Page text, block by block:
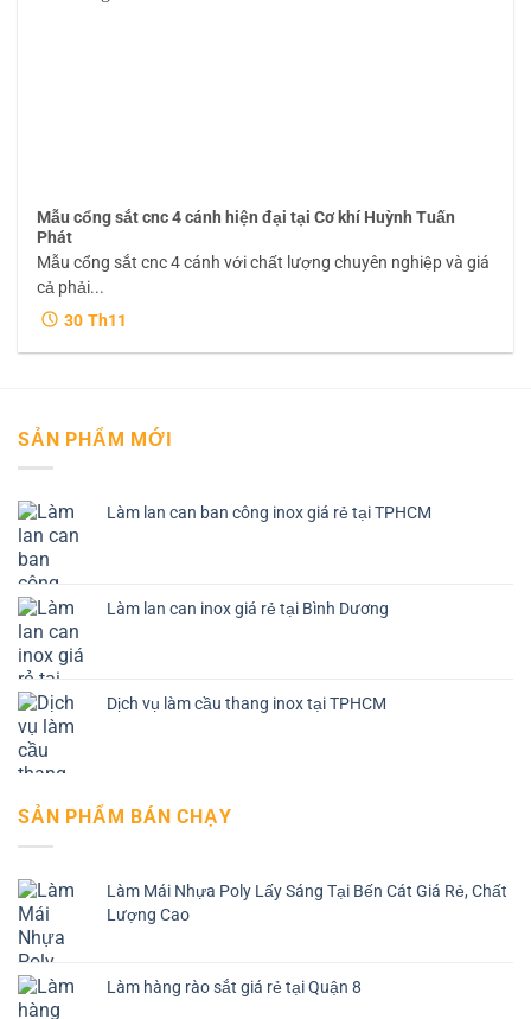
Mẫu cổng sắt cnc 4 cánh hiện đại tại Cơ khí Huỳnh Tuấn
Phát
Mẫu cổng sắt cnc 4 cánh với chất lượng chuyên nghiệp và giá
cả phải...
30 Th11
SẢN PHẨM MỚI
Làm lan can ban công inox giá rẻ tại TPHCM
Làm lan can inox giá rẻ tại Bình Dương
Dịch vụ làm cầu thang inox tại TPHCM
SẢN PHẨM BÁN CHẠY
Làm Mái Nhựa Poly Lấy Sáng Tại Bến Cát Giá Rẻ, Chất
Lượng Cao
Làm hàng rào sắt giá rẻ tại Quận 8